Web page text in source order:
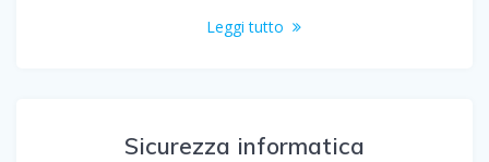
Leggi tutto
Sicurezza informatica